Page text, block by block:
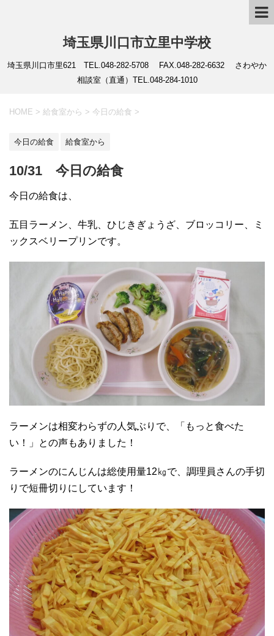
埼玉県川口市立里中学校
埼玉県川口市里621 TEL.048-282-5708 FAX.048-282-6632 さわやか
相談室（直通）TEL.048-284-1010
HOME > 給食室から > 今日の給食 >
今日の給食 給食室から
10/31 今日の給食
今日の給食は、
五目ラーメン、牛乳、ひじきぎょうざ、ブロッコリー、ミ
ックスベリープリンです。
ラーメンは相変わらずの人気ぶりで、「もっと食べた
い！」との声もありました！
ラーメンのにんじんは総使用量12㎏で、調理員さんの手切
りで短冊切りにしています！